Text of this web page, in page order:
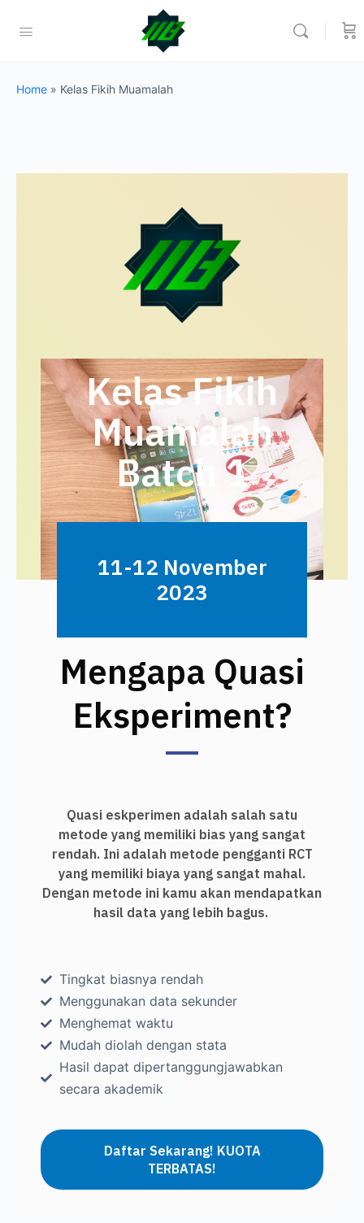
Home » Kelas Fikih Muamalah
Kelas Fikih
Muamalah
Batch 1
11-12 November
2023
Mengapa Quasi
Eksperiment?
Quasi eskperimen adalah salah satu
metode yang memiliki bias yang sangat
rendah. Ini adalah metode pengganti RCT
yang memiliki biaya yang sangat mahal.
Dengan metode ini kamu akan mendapatkan
hasil data yang lebih bagus.
Tingkat biasnya rendah
Menggunakan data sekunder
Menghemat waktu
Mudah diolah dengan stata
Hasil dapat dipertanggungjawabkan
secara akademik
Daftar Sekarang! KUOTA
TERBATAS!